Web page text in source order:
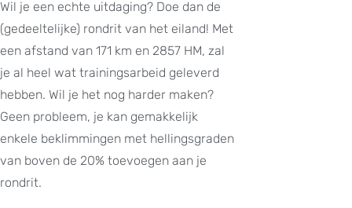
Wil je een echte uitdaging? Doe dan de
(gedeeltelijke) rondrit van het eiland! Met
een afstand van 171 km en 2857 HM, zal
je al heel wat trainingsarbeid geleverd
hebben. Wil je het nog harder maken?
Geen probleem, je kan gemakkelijk
enkele beklimmingen met hellingsgraden
van boven de 20% toevoegen aan je
rondrit.